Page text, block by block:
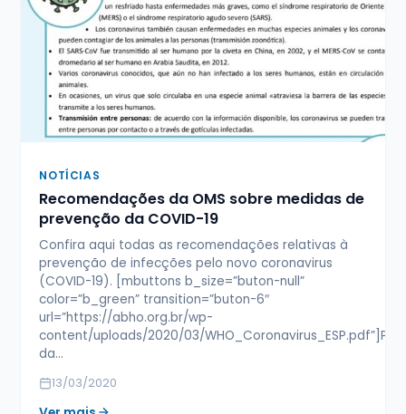
NOTÍCIAS
Recomendações da OMS sobre medidas de
prevenção da COVID-19
Confira aqui todas as recomendações relativas à
prevenção de infecções pelo novo coronavirus
(COVID-19). [mbuttons b_size=”buton-null”
color=”b_green” transition=”buton-6″
url=”https://abho.org.br/wp-
content/uploads/2020/03/
da…
13/03/2020